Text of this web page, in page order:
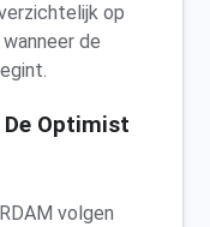
op
de
Optimist
volgen